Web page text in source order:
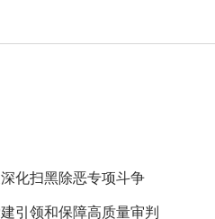
化扫黑除恶专项斗争
引领和保障高质量审判